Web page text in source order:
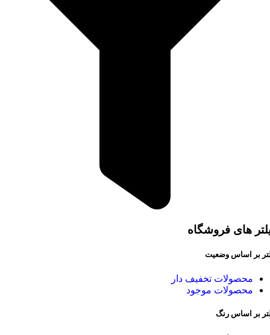
های فروشگاه
بر اساس وضعیت
محصولات تخفیف دار
محصولات موجود
بر اساس رنگ